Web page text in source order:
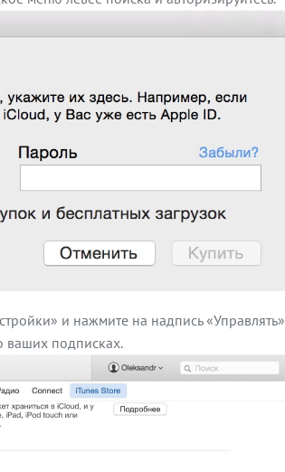
и нажмите на надпись «Управлять»
ваших подписках.